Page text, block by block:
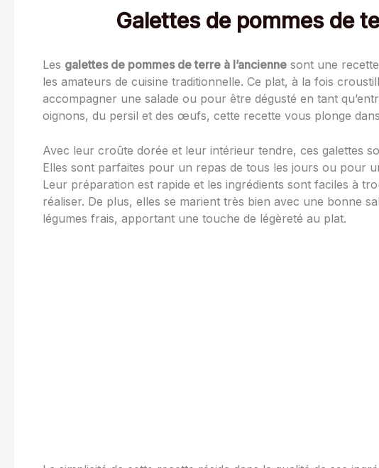
Galettes de pommes de
Les galettes de pommes de terre à l’ancienne sont une
les amateurs de cuisine traditionnelle. Ce plat, à la fois
accompagner une salade ou pour être dégusté en tant
oignons, du persil et des œufs, cette recette vous plonge
Avec leur croûte dorée et leur intérieur tendre, ces galettes
Elles sont parfaites pour un repas de tous les jours ou pour
Leur préparation est rapide et les ingrédients sont faciles à
réaliser. De plus, elles se marient très bien avec une bonne
légumes frais, apportant une touche de légèreté au plat.